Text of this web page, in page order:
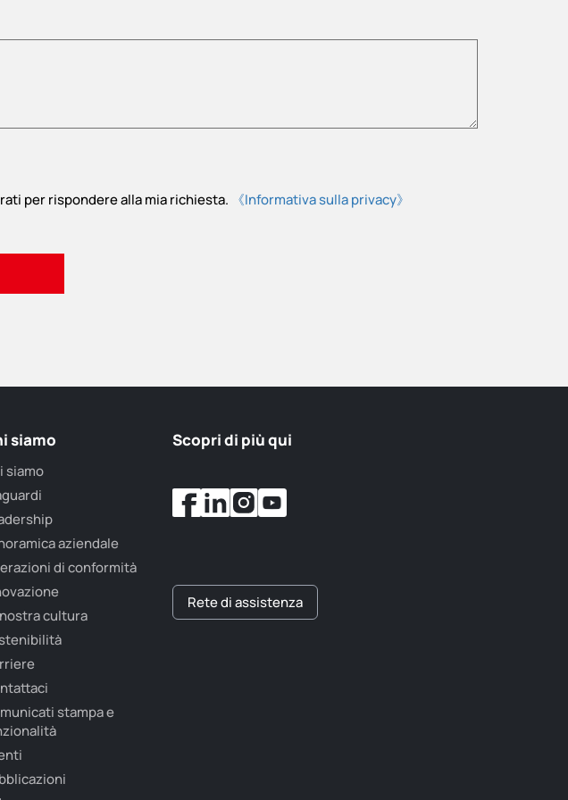
per rispondere alla mia richiesta. 《Informativa sulla privacy》
siamo
siamo
aziendale
di conformità
cultura
stampa e
Scopri di più qui
Rete di assistenza